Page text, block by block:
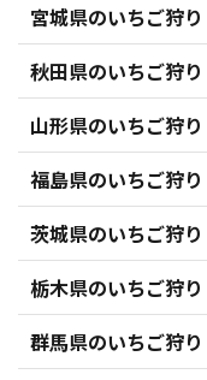
宮城県のいちご狩り
秋田県のいちご狩り
山形県のいちご狩り
福島県のいちご狩り
茨城県のいちご狩り
栃木県のいちご狩り
群馬県のいちご狩り